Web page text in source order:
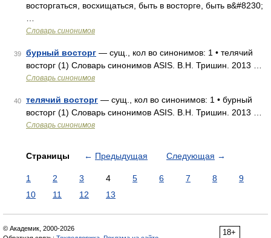
восторгаться, восхищаться, быть в восторге, быть в&#8230;
Словарь синонимов
39 бурный восторг — сущ., кол во синонимов: 1 • телячий
восторг (1) Словарь синонимов ASIS. В.Н. Тришин. 2013 …
Словарь синонимов
40 телячий восторг — сущ., кол во синонимов: 1 • бурный
восторг (1) Словарь синонимов ASIS. В.Н. Тришин. 2013 …
Словарь синонимов
Страницы ← Предыдущая Следующая →
1 2 3 4 5 6 7 8
9
10
11 12 13
18+
© Академик, 2000-2026